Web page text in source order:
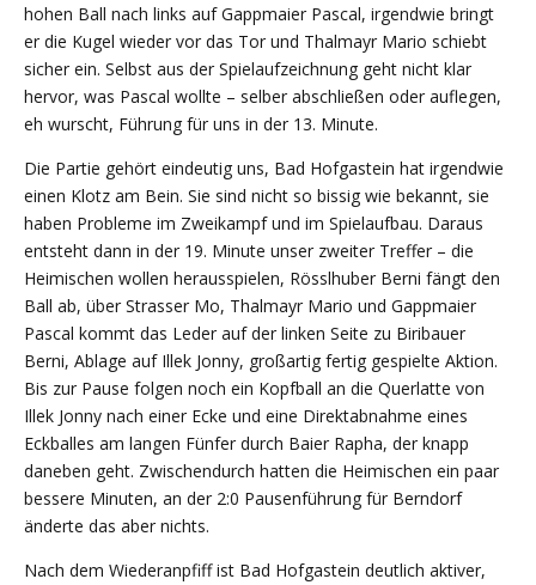
hohen Ball nach links auf Gappmaier Pascal, irgendwie bringt
er die Kugel wieder vor das Tor und Thalmayr Mario schiebt
sicher ein. Selbst aus der Spielaufzeichnung geht nicht klar
hervor, was Pascal wollte – selber abschließen oder auflegen,
eh wurscht, Führung für uns in der 13. Minute.
Die Partie gehört eindeutig uns, Bad Hofgastein hat irgendwie
einen Klotz am Bein. Sie sind nicht so bissig wie bekannt, sie
haben Probleme im Zweikampf und im Spielaufbau. Daraus
entsteht dann in der 19. Minute unser zweiter Treffer – die
Heimischen wollen herausspielen, Rösslhuber Berni fängt den
Ball ab, über Strasser Mo, Thalmayr Mario und Gappmaier
Pascal kommt das Leder auf der linken Seite zu Biribauer
Berni, Ablage auf Illek Jonny, großartig fertig gespielte Aktion.
Bis zur Pause folgen noch ein Kopfball an die Querlatte von
Illek Jonny nach einer Ecke und eine Direktabnahme eines
Eckballes am langen Fünfer durch Baier Rapha, der knapp
daneben geht. Zwischendurch hatten die Heimischen ein paar
bessere Minuten, an der 2:0 Pausenführung für Berndorf
änderte das aber nichts.
Nach dem Wiederanpfiff ist Bad Hofgastein deutlich aktiver,